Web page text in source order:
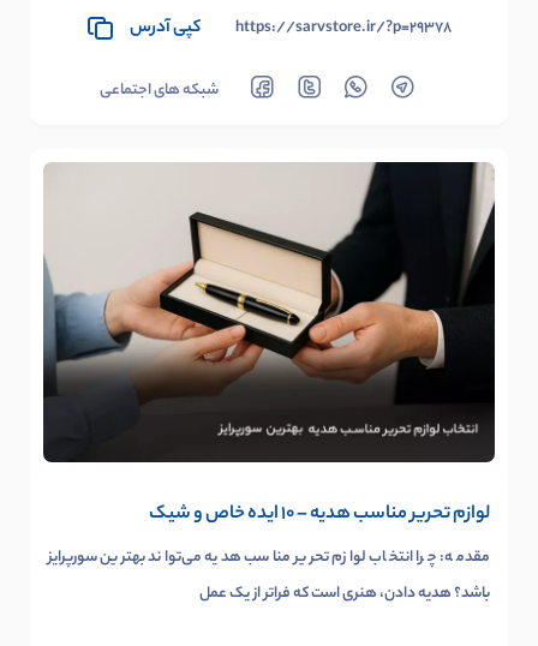
لوازم تحریر مناسب هدیه – 10 ایده‌ خاص و شیک
مقدمه: چرا انتخاب لوازم تحریر مناسب هدیه می‌تواند بهترین سورپرایز
باشد؟ هدیه دادن، هنری است که فراتر از یک عمل
https://sarvstore.ir/?p=29378
کپی آدرس
شبکه های اجتماعی